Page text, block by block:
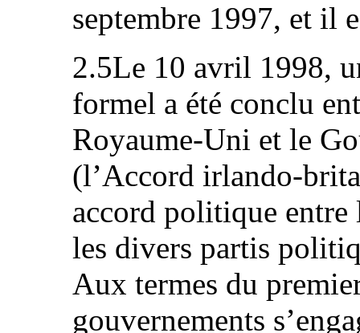
septembre 1997, et il
2.5Le 10 avril 1998,
formel a été conclu
Royaume‑Uni et le
(l’Accord
accord politique entre
les divers partis
Aux termes du
gouvernements